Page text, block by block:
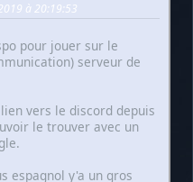
à 20:19:53
pour jouer sur le
serveur de
vers le discord depuis
le trouver avec un
espagnol y'a un gros